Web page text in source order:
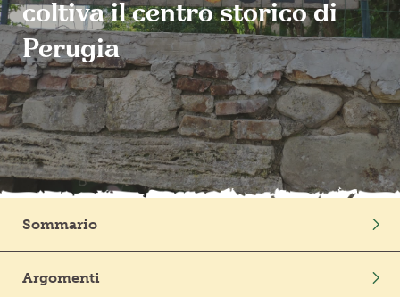
Il Sociale
La Tracciabilità
Conserve di pomodoro
Piatti pronti vegetali
Succhi di frutta
Frutta in pezzi
Polpe di frutta
Prodotti freschi
MAGAZINE
coltiva il centro storico di
Perugia
Sommario
Argomenti